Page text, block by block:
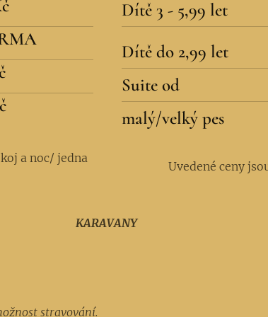
a noc/ jedna
Dítě 3 - 5,99 let
Dítě do 2,99 let
Suite od
malý/velký pes
Uvedené ceny
KARAVANY
stravování.